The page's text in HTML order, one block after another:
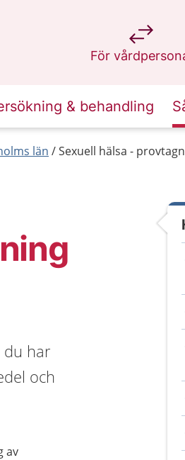
För
på 1177.se
& behandling
län Sexuell hälsa -
du har
och
av